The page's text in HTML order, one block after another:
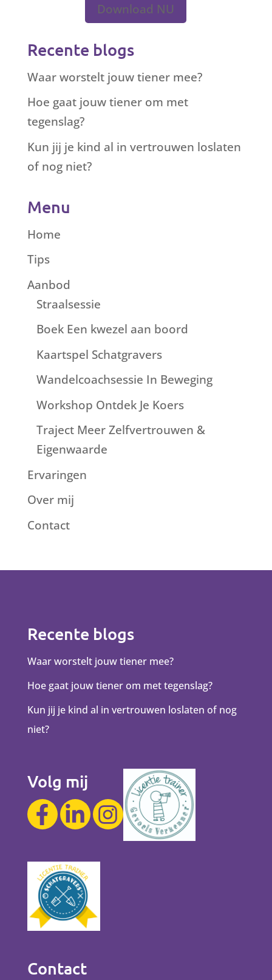
Download NU
Recente blogs
Waar worstelt jouw tiener mee?
Hoe gaat jouw tiener om met
tegenslag?
Kun jij je kind al in vertrouwen loslaten
of nog niet?
Menu
Home
Tips
Aanbod
Straalsessie
Boek Een kwezel aan boord
Kaartspel Schatgravers
Wandelcoachsessie In Beweging
Workshop Ontdek Je Koers
Traject Meer Zelfvertrouwen &
Eigenwaarde
Ervaringen
Over mij
Contact
Recente blogs
Waar worstelt jouw tiener mee?
Hoe gaat jouw tiener om met tegenslag?
Kun jij je kind al in vertrouwen loslaten of nog
niet?
Volg mij
Contact